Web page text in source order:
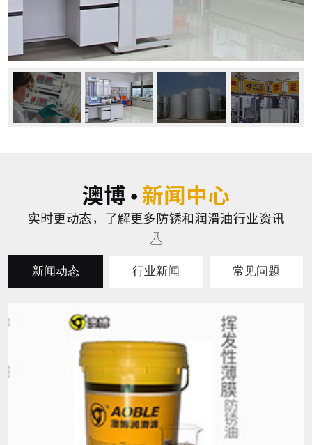
新闻动态 行业新闻 常见问题